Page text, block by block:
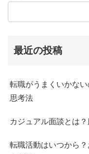
最近の投稿
転職がうまくいかな
思考法
カジュアル面談とは
転職活動はいつから